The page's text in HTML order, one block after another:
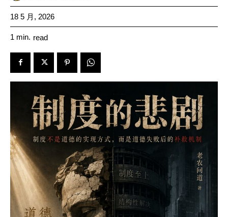
18 5 月, 2026
1 min. read